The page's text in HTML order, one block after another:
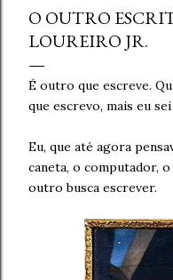
O OUTRO
LOUREIRO JR.
É outro que escreve.
que escrevo, mais eu
Eu, que até agora
caneta, o computador,
outro busca escrever.